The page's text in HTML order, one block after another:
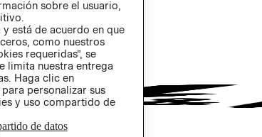
sobre el usuario,
y está de acuerdo en que
como nuestros
requeridas”, se
limita nuestra entrega
Haga clic en
personalizar sus
y uso compartido de
de datos